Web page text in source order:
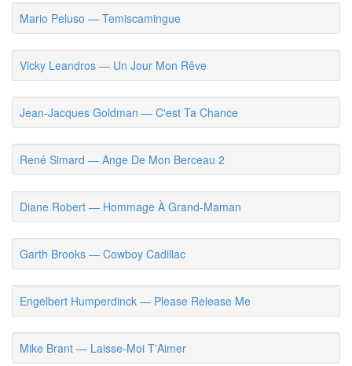
Mario Peluso — Temiscamingue
Vicky Leandros — Un Jour Mon Rêve
Jean-Jacques Goldman — C'est Ta Chance
René Simard — Ange De Mon Berceau 2
Diane Robert — Hommage À Grand-Maman
Garth Brooks — Cowboy Cadillac
Engelbert Humperdinck — Please Release Me
Mike Brant — Laisse-Moi T'Aimer